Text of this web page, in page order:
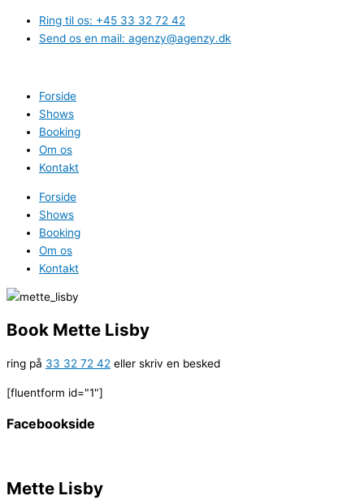
indholdet
Ring til os: +45 33 32 72 42
Send os en mail: agenzy@agenzy.dk
Forside
Shows
Booking
Om os
Kontakt
Forside
Shows
Booking
Om os
Kontakt
Book Mette Lisby
ring på 33 32 72 42 eller skriv en besked
[fluentform id="1"]
Facebookside
Mette Lisby